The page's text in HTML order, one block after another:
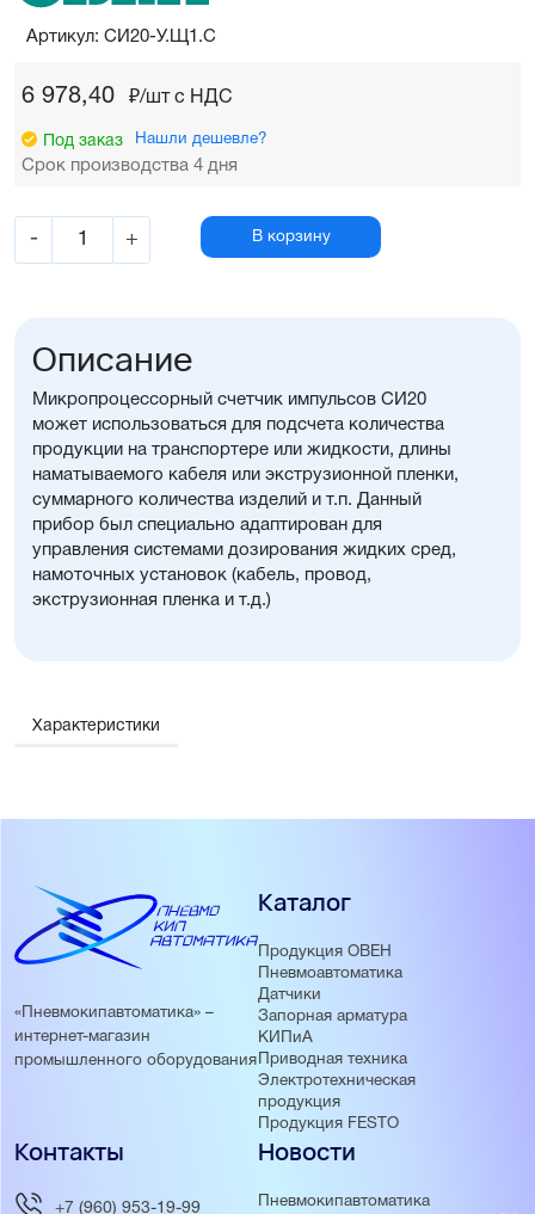
6 978,40 ₽/шт c НДС
Под заказ Нашли дешевле?
Срок производства 4 дня
- + В корзину
Артикул: СИ20-У.Щ1.С
Описание
Микропроцессорный счетчик импульсов СИ20
может использоваться для подсчета количества
продукции на транспортере или жидкости, длины
наматываемого кабеля или экструзионной пленки,
суммарного количества изделий и т.п. Данный
прибор был специально адаптирован для
управления системами дозирования жидких сред,
намоточных установок (кабель, провод,
экструзионная пленка и т.д.)
Характеристики
«Пневмокипавтоматика» –
интернет-магазин
промышленного оборудования
Каталог
Продукция ОВЕН
Пневмоавтоматика
Датчики
Запорная арматура
КИПиА
Приводная техника
Электротехническая
продукция
Продукция FESTO
Новости
Пневмокипавтоматика
Контакты
+7 (960) 953-19-99